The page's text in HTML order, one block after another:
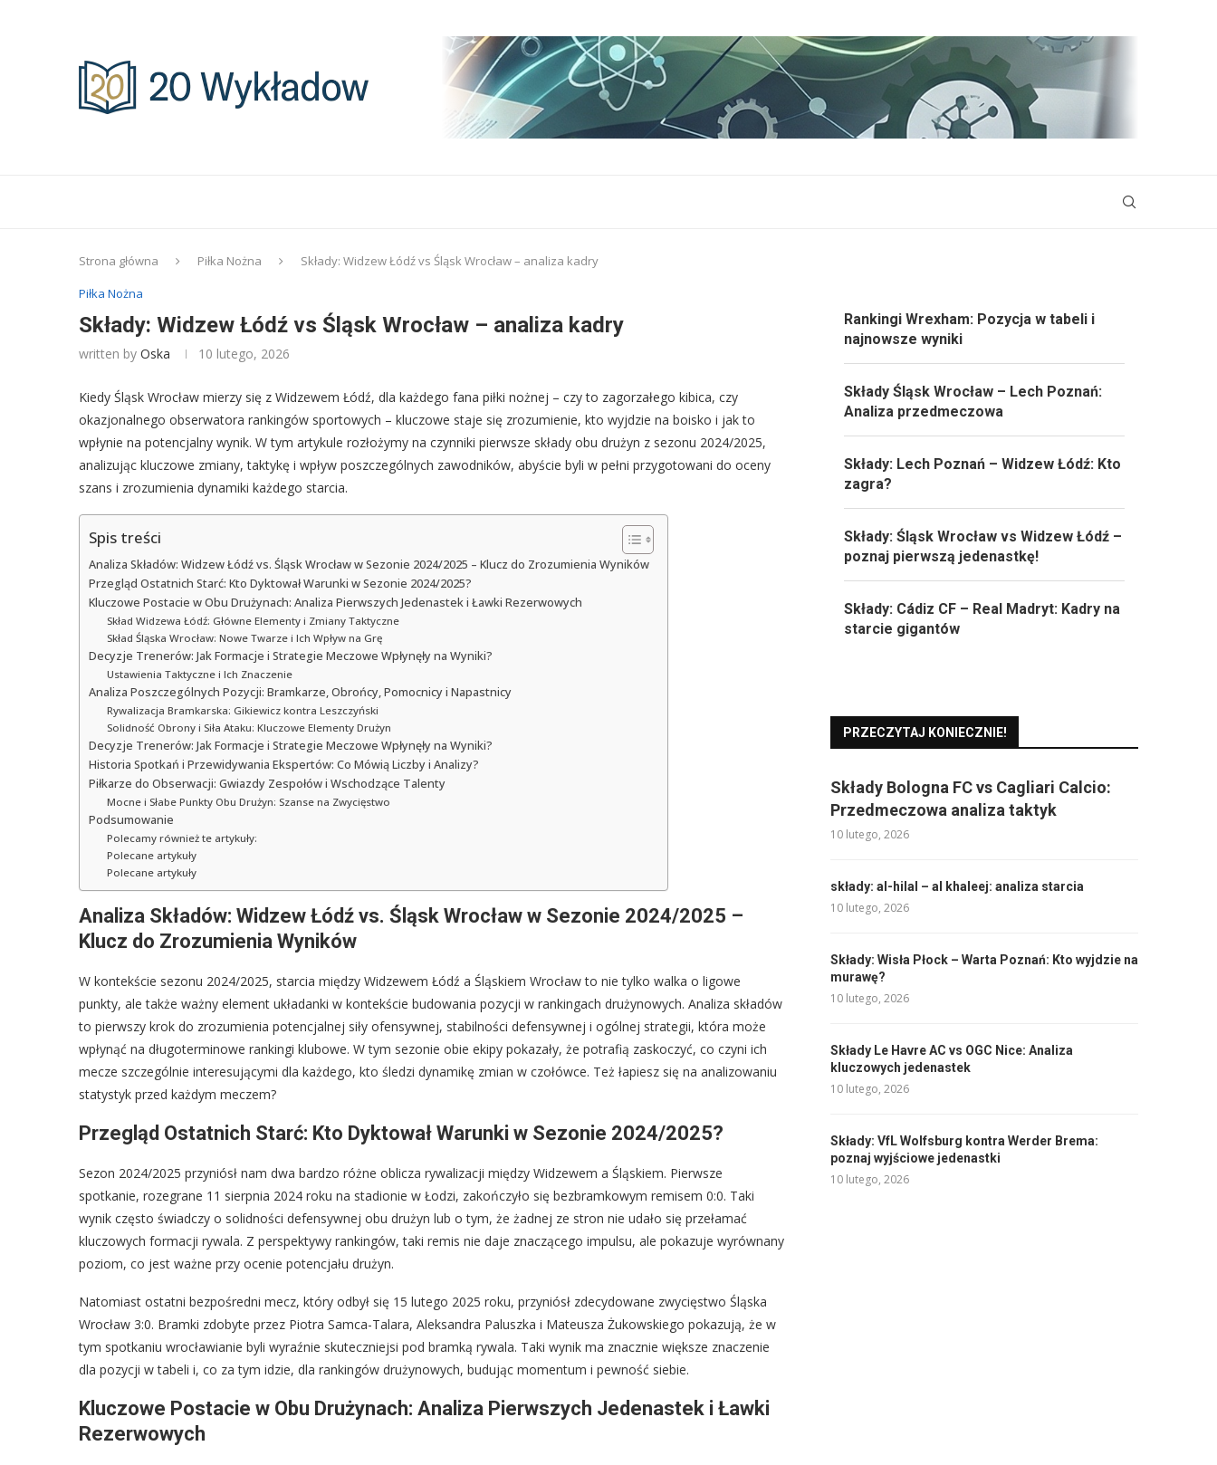
Strona główna Piłka Nożna
Składy: Widzew Łódź vs Śląsk Wrocław – analiza kadry
Piłka Nożna
Składy: Widzew Łódź vs Śląsk Wrocław – analiza kadry
written by Oska 10 lutego, 2026
Kiedy Śląsk Wrocław mierzy się z Widzewem Łódź, dla każdego fana piłki nożnej – czy to zagorzałego kibica, czy
okazjonalnego obserwatora rankingów sportowych – kluczowe staje się zrozumienie, kto wyjdzie na boisko i jak to
wpłynie na potencjalny wynik. W tym artykule rozłożymy na czynniki pierwsze składy obu drużyn z sezonu 2024/2025,
analizując kluczowe zmiany, taktykę i wpływ poszczególnych zawodników, abyście byli w pełni przygotowani do oceny
szans i zrozumienia dynamiki każdego starcia.
Spis treści
Analiza Składów: Widzew Łódź vs. Śląsk Wrocław w Sezonie 2024/2025 – Klucz do Zrozumienia Wyników
Przegląd Ostatnich Starć: Kto Dyktował Warunki w Sezonie 2024/2025?
Kluczowe Postacie w Obu Drużynach: Analiza Pierwszych Jedenastek i Ławki Rezerwowych
Skład Widzewa Łódź: Główne Elementy i Zmiany Taktyczne
Skład Śląska Wrocław: Nowe Twarze i Ich Wpływ na Grę
Decyzje Trenerów: Jak Formacje i Strategie Meczowe Wpłynęły na Wyniki?
Ustawienia Taktyczne i Ich Znaczenie
Analiza Poszczególnych Pozycji: Bramkarze, Obrońcy, Pomocnicy i Napastnicy
Rywalizacja Bramkarska: Gikiewicz kontra Leszczyński
Solidność Obrony i Siła Ataku: Kluczowe Elementy Drużyn
Decyzje Trenerów: Jak Formacje i Strategie Meczowe Wpłynęły na Wyniki?
Historia Spotkań i Przewidywania Ekspertów: Co Mówią Liczby i Analizy?
Piłkarze do Obserwacji: Gwiazdy Zespołów i Wschodzące Talenty
Mocne i Słabe Punkty Obu Drużyn: Szanse na Zwycięstwo
Podsumowanie
Polecamy również te artykuły:
Polecane artykuły
Polecane artykuły
Analiza Składów: Widzew Łódź vs. Śląsk Wrocław w Sezonie 2024/2025 –
Klucz do Zrozumienia Wyników
W kontekście sezonu 2024/2025, starcia między Widzewem Łódź a Śląskiem Wrocław to nie tylko walka o ligowe
punkty, ale także ważny element układanki w kontekście budowania pozycji w rankingach drużynowych. Analiza składów
to pierwszy krok do zrozumienia potencjalnej siły ofensywnej, stabilności defensywnej i ogólnej strategii, która może
wpłynąć na długoterminowe rankingi klubowe. W tym sezonie obie ekipy pokazały, że potrafią zaskoczyć, co czyni ich
mecze szczególnie interesującymi dla każdego, kto śledzi dynamikę zmian w czołówce. Też łapiesz się na analizowaniu
statystyk przed każdym meczem?
Przegląd Ostatnich Starć: Kto Dyktował Warunki w Sezonie 2024/2025?
Sezon 2024/2025 przyniósł nam dwa bardzo różne oblicza rywalizacji między Widzewem a Śląskiem. Pierwsze
spotkanie, rozegrane 11 sierpnia 2024 roku na stadionie w Łodzi, zakończyło się bezbramkowym remisem 0:0. Taki
wynik często świadczy o solidności defensywnej obu drużyn lub o tym, że żadnej ze stron nie udało się przełamać
kluczowych formacji rywala. Z perspektywy rankingów, taki remis nie daje znaczącego impulsu, ale pokazuje wyrównany
poziom, co jest ważne przy ocenie potencjału drużyn.
Natomiast ostatni bezpośredni mecz, który odbył się 15 lutego 2025 roku, przyniósł zdecydowane zwycięstwo Śląska
Wrocław 3:0. Bramki zdobyte przez Piotra Samca-Talara, Aleksandra Paluszka i Mateusza Żukowskiego pokazują, że w
tym spotkaniu wrocławianie byli wyraźnie skuteczniejsi pod bramką rywala. Taki wynik ma znacznie większe znaczenie
dla pozycji w tabeli i, co za tym idzie, dla rankingów drużynowych, budując momentum i pewność siebie.
Kluczowe Postacie w Obu Drużynach: Analiza Pierwszych Jedenastek i Ławki
Rezerwowych
Rankingi Wrexham: Pozycja w tabeli i
najnowsze wyniki
Składy Śląsk Wrocław – Lech Poznań:
Analiza przedmeczowa
Składy: Lech Poznań – Widzew Łódź: Kto
zagra?
Składy: Śląsk Wrocław vs Widzew Łódź –
poznaj pierwszą jedenastkę!
Składy: Cádiz CF – Real Madryt: Kadry na
starcie gigantów
PRZECZYTAJ KONIECZNIE!
Składy Bologna FC vs Cagliari Calcio:
Przedmeczowa analiza taktyk
10 lutego, 2026
składy: al-hilal – al khaleej: analiza starcia
10 lutego, 2026
Składy: Wisła Płock – Warta Poznań: Kto wyjdzie na
murawę?
10 lutego, 2026
Składy Le Havre AC vs OGC Nice: Analiza
kluczowych jedenastek
10 lutego, 2026
Składy: VfL Wolfsburg kontra Werder Brema:
poznaj wyjściowe jedenastki
10 lutego, 2026